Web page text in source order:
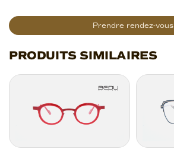
Prendre rendez-vous
PRODUITS SIMILAIRES